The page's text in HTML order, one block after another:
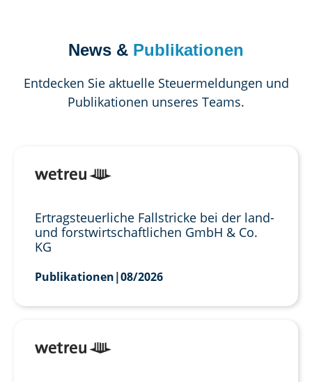
News & Publikationen
Entdecken Sie aktuelle Steuermeldungen und
Publikationen unseres Teams.
Ertragsteuerliche Fallstricke bei der land-
und forstwirtschaftlichen GmbH & Co.
KG
Publikationen|08/2026